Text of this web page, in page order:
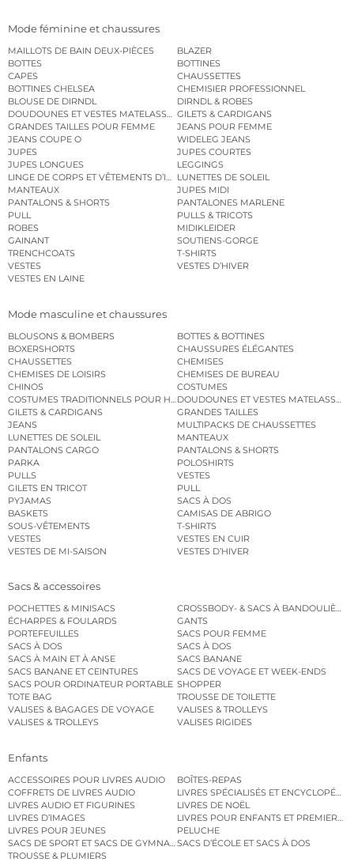
Mode féminine et chaussures
MAILLOTS DE BAIN DEUX-PIÈCES
BLAZER
BOTTES
BOTTINES
CAPES
CHAUSSETTES
BOTTINES CHELSEA
CHEMISIER PROFESSIONNEL
BLOUSE DE DIRNDL
DIRNDL & ROBES
DOUDOUNES ET VESTES MATELASSÉESGILETS & CARDIGANS
GRANDES TAILLES POUR FEMME
JEANS POUR FEMME
JEANS COUPE O
WIDELEG JEANS
JUPES
JUPES COURTES
JUPES LONGUES
LEGGINGS
LINGE DE CORPS ET VÊTEMENTS D’INTÉRIEURLUNETTES DE SOLEIL
MANTEAUX
JUPES MIDI
PANTALONS & SHORTS
PANTALONES MARLENE
PULL
PULLS & TRICOTS
ROBES
MIDIKLEIDER
GAINANT
SOUTIENS-GORGE
TRENCHCOATS
T-SHIRTS
VESTES
VESTES D’HIVER
VESTES EN LAINE
Mode masculine et chaussures
BLOUSONS & BOMBERS
BOTTES & BOTTINES
BOXERSHORTS
CHAUSSURES ÉLÉGANTES
CHAUSSETTES
CHEMISES
CHEMISES DE LOISIRS
CHEMISES DE BUREAU
CHINOS
COSTUMES
COSTUMES TRADITIONNELS POUR HOMMEDOUDOUNES ET VESTES MATELASSÉES
GILETS & CARDIGANS
GRANDES TAILLES
JEANS
MULTIPACKS DE CHAUSSETTES
LUNETTES DE SOLEIL
MANTEAUX
PANTALONS CARGO
PANTALONS & SHORTS
PARKA
POLOSHIRTS
PULLS
VESTES
GILETS EN TRICOT
PULL
PYJAMAS
SACS À DOS
BASKETS
CAMISAS DE ABRIGO
SOUS-VÊTEMENTS
T-SHIRTS
VESTES
VESTES EN CUIR
VESTES DE MI-SAISON
VESTES D’HIVER
Sacs & accessoires
POCHETTES & MINISACS
CROSSBODY- & SACS À BANDOULIÈRE
ÉCHARPES & FOULARDS
GANTS
PORTEFEUILLES
SACS POUR FEMME
SACS À DOS
SACS À DOS
SACS À MAIN ET À ANSE
SACS BANANE
SACS BANANE ET CEINTURES
SACS DE VOYAGE ET WEEK-ENDS
SACS POUR ORDINATEUR PORTABLE SHOPPER
TOTE BAG
TROUSSE DE TOILETTE
VALISES & BAGAGES DE VOYAGE
VALISES & TROLLEYS
VALISES & TROLLEYS
VALISES RIGIDES
Enfants
ACCESSOIRES POUR LIVRES AUDIO
BOÎTES-REPAS
COFFRETS DE LIVRES AUDIO
LIVRES SPÉCIALISÉS ET
LIVRES AUDIO ET FIGURINES
LIVRES DE NOËL
LIVRES D’IMAGES
LIVRES POUR ENFANTS ET PREMIERS
LIVRES POUR JEUNES
PELUCHE
SACS DE SPORT ET SACS DE GYMNASTIQUESACS D’ÉCOLE ET SACS À DOS
TROUSSE & PLUMIERS